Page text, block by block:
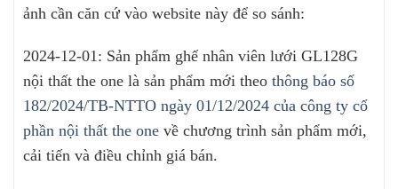
ảnh cần căn cứ vào website này để so sánh:
2024-12-01: Sản phẩm ghế nhân viên lưới GL128G
nội thất the one là sản phẩm mới theo thông báo số
182/2024/TB-NTTO ngày 01/12/2024 của công ty cổ
phần nội thất the one về chương trình sản phẩm mới,
cải tiến và điều chỉnh giá bán.